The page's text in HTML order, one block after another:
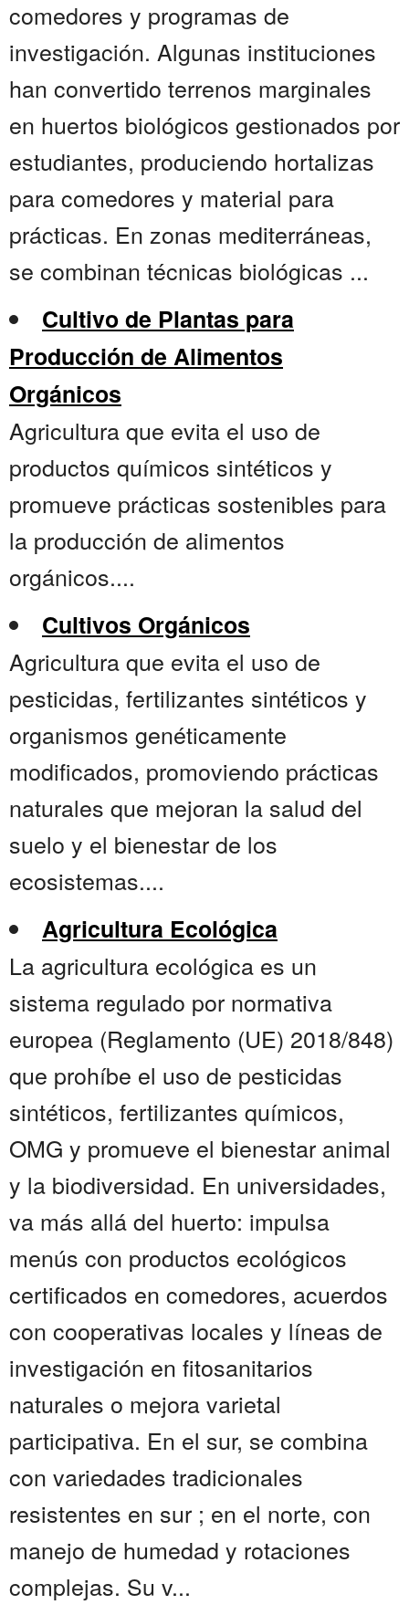
comedores y programas de
investigación. Algunas instituciones
han convertido terrenos marginales
en huertos biológicos gestionados por
estudiantes, produciendo hortalizas
para comedores y material para
prácticas. En zonas mediterráneas,
se combinan técnicas biológicas ...
Cultivo de Plantas para
Producción de Alimentos
Orgánicos
Agricultura que evita el uso de
productos químicos sintéticos y
promueve prácticas sostenibles para
la producción de alimentos
orgánicos....
Cultivos Orgánicos
Agricultura que evita el uso de
pesticidas, fertilizantes sintéticos y
organismos genéticamente
modificados, promoviendo prácticas
naturales que mejoran la salud del
suelo y el bienestar de los
ecosistemas....
Agricultura Ecológica
La agricultura ecológica es un
sistema regulado por normativa
europea (Reglamento (UE) 2018/848)
que prohíbe el uso de pesticidas
sintéticos, fertilizantes químicos,
OMG y promueve el bienestar animal
y la biodiversidad. En universidades,
va más allá del huerto: impulsa
menús con productos ecológicos
certificados en comedores, acuerdos
con cooperativas locales y líneas de
investigación en fitosanitarios
naturales o mejora varietal
participativa. En el sur, se combina
con variedades tradicionales
resistentes en sur ; en el norte, con
manejo de humedad y rotaciones
complejas. Su v...